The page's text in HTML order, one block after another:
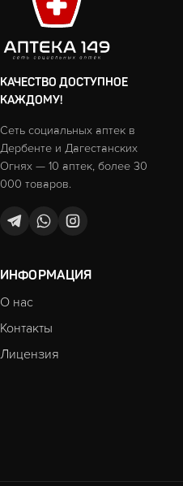
КАЧЕСТВО ДОСТУПНОЕ
КАЖДОМУ!
Сеть социальных аптек в
Дербенте и Дагестанских
Огнях — 10 аптек, более 30
000 товаров.
ИНФОРМАЦИЯ
О нас
Контакты
Лицензия